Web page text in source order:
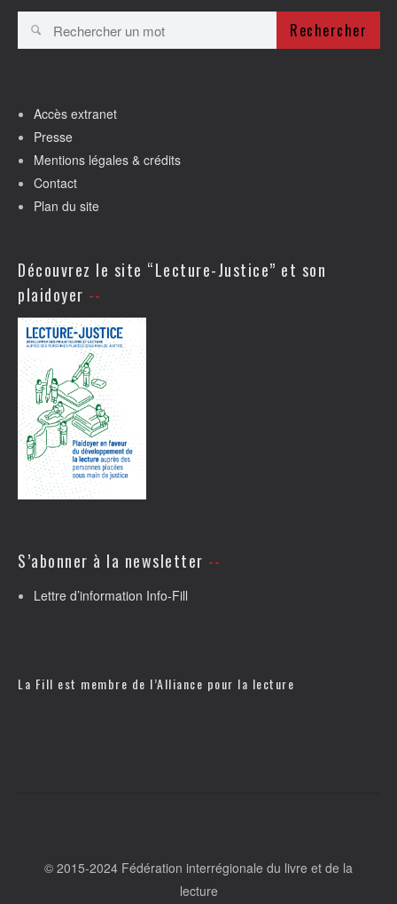
Rechercher
Accès extranet
Presse
Mentions légales & crédits
Contact
Plan du site
Découvrez le site “Lecture-Justice” et son
plaidoyer
S’abonner à la newsletter
Lettre d’information Info-Fill
La Fill est membre de l’Alliance pour la lecture
© 2015-2024 Fédération interrégionale du livre et de la
lecture